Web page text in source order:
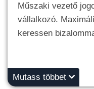
Műszaki vezető
vállalkozó.
keressen
Mutass többet